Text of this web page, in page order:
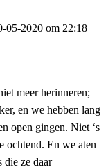
05-2020 om 22:18
meer herinneren;
en we hebben lang
open gingen. Niet ‘s
ochtend. En we aten
die ze daar